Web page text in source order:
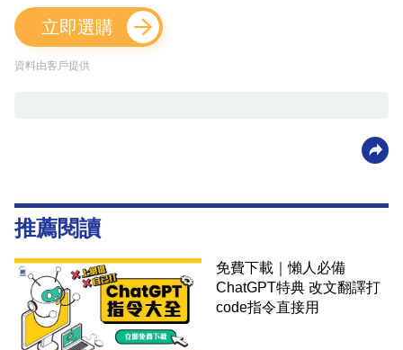
立即選購
資料由客戶提供
推薦閱讀
免費下載｜懶人必備
ChatGPT特典 改文翻譯打
code指令直接用